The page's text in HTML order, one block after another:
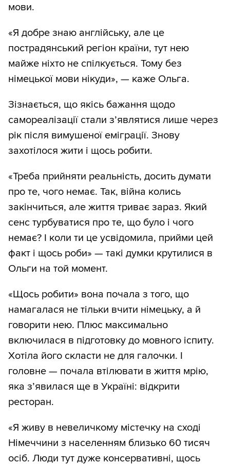
мови.
«Я добре знаю англійську, але це
пострадянський регіон країни, тут нею
майже ніхто не спілкується. Тому без
німецької мови нікуди», — каже Ольга.
Зізнається, що якісь бажання щодо
самореалізації стали з’являтися лише через
рік після вимушеної еміграції. Знову
захотілося жити і щось робити.
«Треба прийняти реальність, досить думати
про те, чого немає. Так, війна колись
закінчиться, але життя триває зараз. Який
сенс турбуватися про те, що було і чого
немає? І коли ти це усвідомила, прийми цей
факт і щось роби» — такі думки крутилися в
Ольги на той момент.
«Щось робити» вона почала з того, що
намагалася не тільки вчити німецьку, а й
говорити нею. Плюс максимально
включилася в підготовку до мовного іспиту.
Хотіла його скласти не для галочки. І
головне — почала втілювати в життя мрію,
яка з’явилася ще в Україні: відкрити
ресторан.
«Я живу в невеличкому містечку на сході
Німеччини з населенням близько 60 тисяч
осіб. Люди тут дуже консервативні, щось